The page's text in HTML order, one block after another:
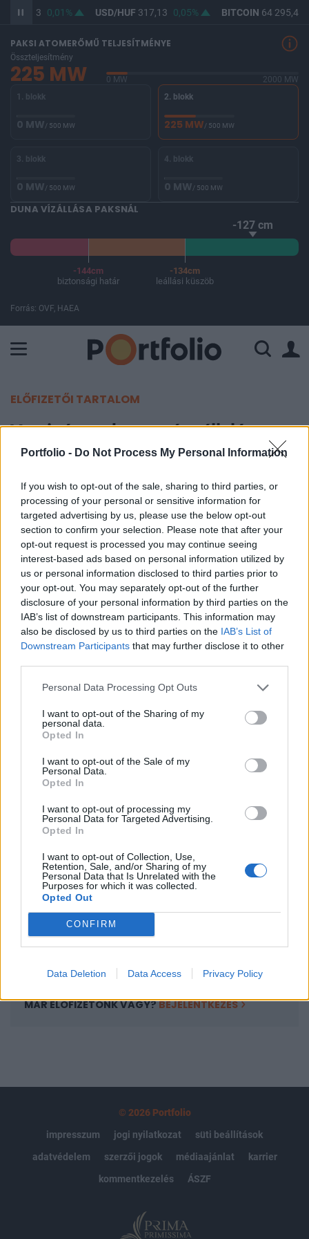
Portfolio - Do Not Process My Personal Information
If you wish to opt-out of the sale, sharing to third parties, or
processing of your personal or sensitive information for
targeted advertising by us, please use the below opt-out
section to confirm your selection. Please note that after your
opt-out request is processed you may continue seeing
interest-based ads based on personal information utilized by
us or personal information disclosed to third parties prior to
your opt-out. You may separately opt-out of the further
disclosure of your personal information by third parties on the
IAB’s list of downstream participants. This information may
also be disclosed by us to third parties on the IAB’s List of
Downstream Participants that may further disclose it to other
Personal Data Processing Opt Outs
I want to opt-out of the Sharing of my
personal data.
Opted In
I want to opt-out of the Sale of my
Personal Data.
Opted In
I want to opt-out of processing my
Personal Data for Targeted Advertising.
Opted In
I want to opt-out of Collection, Use,
Retention, Sale, and/or Sharing of my
Personal Data that Is Unrelated with the
Purposes for which it was collected.
Opted Out
CONFIRM
Data Deletion Data Access Privacy Policy
365,43 0,01% USD/HUF317,13 0,05% BITCOIN64 295,40
PAKSI ATOMERŐMŰ TELJESÍTMÉNYE
Összteljesítmény
225 MW 0 MW
2000 MW
1. blokk
0 MW/ 500 MW
2. blokk
225 MW/ 500 MW
3. blokk
0 MW/ 500 MW
4. blokk
0 MW/ 500 MW
DUNA VÍZÁLLÁSA PAKSNÁL
-127 cm
-144cm
biztonsági határ
-134cm
leállási küszöb
Forrás: OVF, HAEA
ELŐFIZETŐI TARTALOM
Van igény a kezességvállalásra
2010. július 27. 12:08
14%-kal, 3 853 millió forintra nőtt a Start
Tőkegarancia Zrt. szerződésállománya az év első
felében. A szerződések 94%-a pályázati
kezességvállalásra, a fennmaradó 6% pedig
befektetési tőkegaranciára vonatkozott - közölte a
társaság.
A Start Zrt. 2010. első félévében 891 millió forint értékben
kötött új szerződéseket, valamennyit pályázati
szerződésekkel együtt a szerződésállomány immár
szerződések közül 334 millió forint értékű szerződés szűnt
meg problémamentesen. Az élő szerződések...
KEDVES OLVASÓNK!
A keresett cikk a portfolio.hu hírarchívumához
tartozik, melynek olvasása előfizetéses
Az előfizetés a következőket tartalmazza:
Portfolio.hu teljes cikkarchívum
Kötéslisták: BÉT elmúlt 2 év napon belüli
kötéslistái
MÁR ELŐFIZETŐNK VAGY?BEJELENTKEZÉS
© 2026 Portfolio
impresszum
jogi nyilatkozat
süti beállítások
adatvédelem
szerzői jogok médiaajánlat
karrier
kommentkezelés
ÁSZF